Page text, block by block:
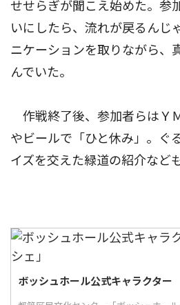
せせらぎが聞こえ始めた。参
いにしたら、流れが戻るんじ
ニケーションを取りながら、
んでいた。
作戦終了後、参加者らはＹ
やビールで「ひと休み」。ぐ
イズを交えた緑道の紹介など
ボッシュホール公式キャラクタ